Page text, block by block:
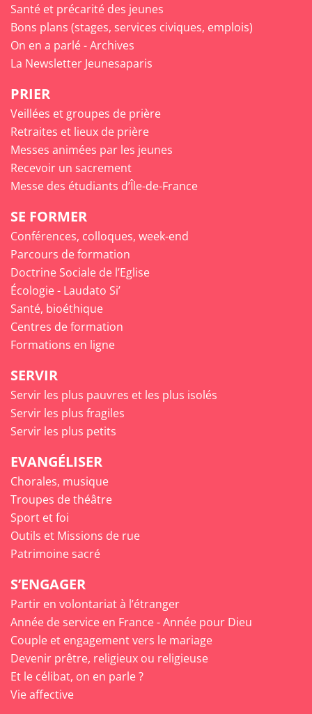
Santé et précarité des jeunes
Bons plans (stages, services civiques, emplois)
On en a parlé - Archives
La Newsletter Jeunesaparis
PRIER
Veillées et groupes de prière
Retraites et lieux de prière
Messes animées par les jeunes
Recevoir un sacrement
Messe des étudiants d’Île-de-France
SE FORMER
Conférences, colloques, week-end
Parcours de formation
Doctrine Sociale de l’Eglise
Écologie - Laudato Si’
Santé, bioéthique
Centres de formation
Formations en ligne
SERVIR
Servir les plus pauvres et les plus isolés
Servir les plus fragiles
Servir les plus petits
EVANGÉLISER
Chorales, musique
Troupes de théâtre
Sport et foi
Outils et Missions de rue
Patrimoine sacré
S’ENGAGER
Partir en volontariat à l’étranger
Année de service en France - Année pour Dieu
Couple et engagement vers le mariage
Devenir prêtre, religieux ou religieuse
Et le célibat, on en parle ?
Vie affective